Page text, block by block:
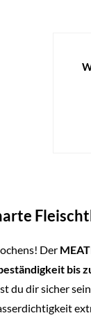
Der
bis
du dir sicher